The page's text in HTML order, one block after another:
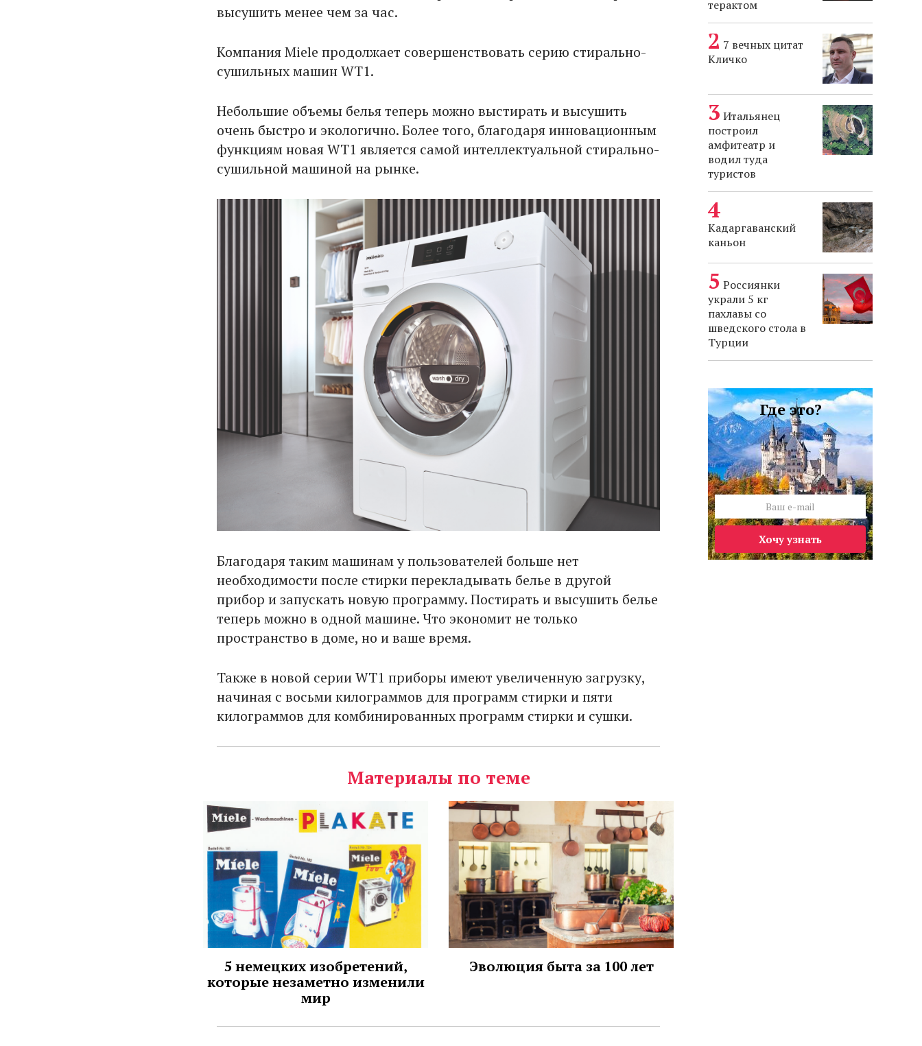
высушить менее чем за час.
Компания Miele продолжает совершенствовать серию стирально-
сушильных машин WT1.
Небольшие объемы белья теперь можно выстирать и высушить
очень быстро и экологично. Более того, благодаря инновационным
функциям новая WT1 является самой интеллектуальной стирально-
сушильной машиной на рынке.
Благодаря таким машинам у пользователей больше нет
необходимости после стирки перекладывать белье в другой
прибор и запускать новую программу. Постирать и высушить белье
теперь можно в одной машине. Что экономит не только
пространство в доме, но и ваше время.
Также в новой серии WT1 приборы имеют увеличенную загрузку,
начиная с восьми килограммов для программ стирки и пяти
килограммов для комбинированных программ стирки и сушки.
Материалы по теме
5 немецких изобретений,
которые незаметно изменили
мир
Эволюция быта за 100 лет
терактом
7 вечных цитат
Кличко
Итальянец
построил
амфитеатр и
водил туда
туристов
Кадаргаванский
каньон
Россиянки
украли 5 кг
пахлавы со
шведского стола в
Турции
Где это?
Хочу узнать